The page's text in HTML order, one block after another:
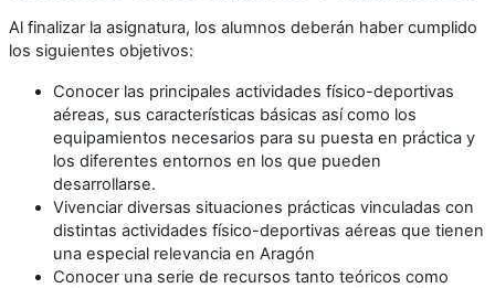
Al finalizar la asignatura, los alumnos deberán haber cumplido
los siguientes objetivos:
Conocer las principales actividades físico-deportivas
aéreas, sus características básicas así como los
equipamientos necesarios para su puesta en práctica y
los diferentes entornos en los que pueden
desarrollarse.
Vivenciar diversas situaciones prácticas vinculadas con
distintas actividades físico-deportivas aéreas que tienen
una especial relevancia en Aragón
Conocer una serie de recursos tanto teóricos como